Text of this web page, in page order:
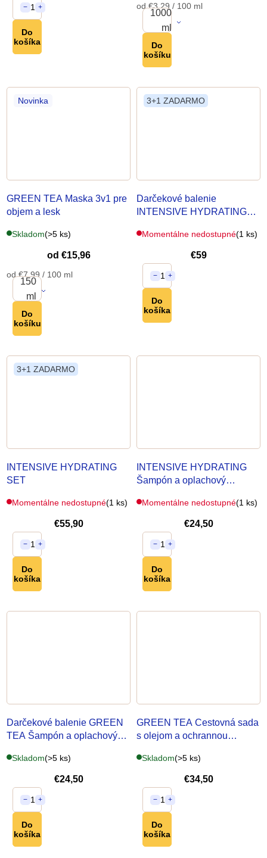
− 1 +
Do
košíka
Jednotková
cena:
od €3,29 / 100 ml
1000
ml
Do
košíku
Novinka
GREEN TEA Maska 3v1 pre
objem a lesk
Skladom(>5 ks)
od €15,96
Jednotková
cena:
od €7,99 / 100 ml
150
ml
Do
košíku
3+1 ZADARMO
Darčekové balenie
INTENSIVE HYDRATING
Momentálne nedostupné(1 ks)
€59
− 1 +
Do
košíka
3+1 ZADARMO
INTENSIVE HYDRATING
SET
Momentálne nedostupné(1 ks)
€55,90
− 1 +
Do
košíka
INTENSIVE HYDRATING
Šampón a oplachový
Momentálne nedostupné(1 ks)
€24,50
− 1 +
Do
košíka
Darčekové balenie GREEN
TEA Šampón a oplachový
Skladom(>5 ks)
€24,50
− 1 +
Do
košíka
GREEN TEA Cestovná sada
s olejom a ochrannou
Skladom(>5 ks)
€34,50
− 1 +
Do
košíka